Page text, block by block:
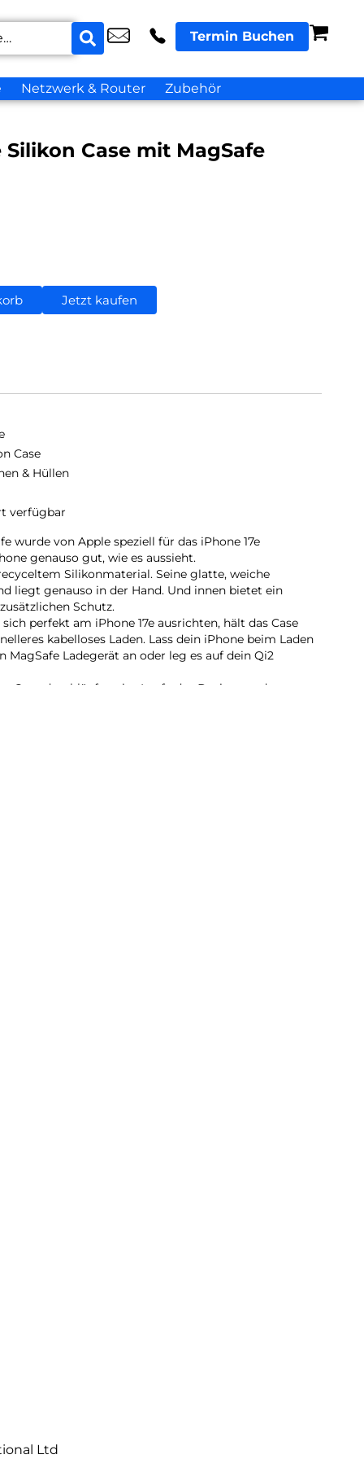
Termin Buchen
Netzwerk & Router Zubehör
Silikon Case mit MagSafe
Jetzt kaufen
Case
& Hüllen
verfügbar
wurde von Apple speziell für das iPhone 17e
genauso gut, wie es aussieht.
Silikon­material. Seine glatte, weiche
liegt genauso in der Hand. Und innen bietet ein
Schutz.
perfekt am iPhone 17e ausrichten, hält das Case
kabelloses Laden. Lass dein iPhone beim Laden
MagSafe Ladegerät an oder leg es auf dein Qi2
Case durchläuft es im Laufe des Design‑ und
Ltd